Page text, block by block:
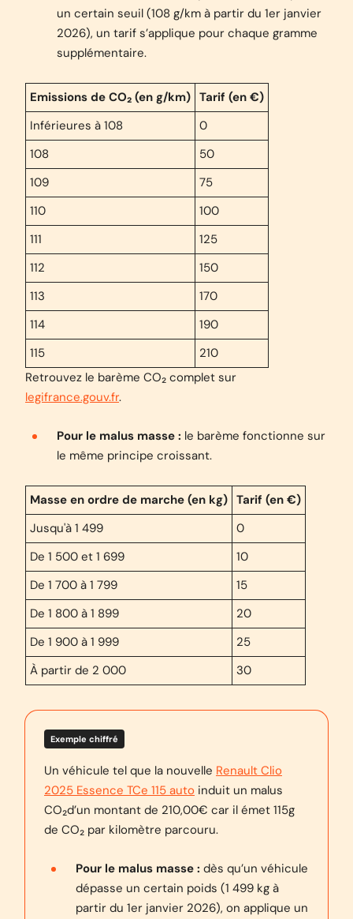
un certain seuil (108 g/km à partir du 1er janvier
2026), un tarif s’applique pour chaque gramme
supplémentaire.
Emissions de CO₂ (en g/km) Tarif (en €)
Inférieures à 108
0
108
50
109
75
110
100
111
125
112
150
113
170
114
190
115
210
Retrouvez le barème CO₂ complet sur
legifrance.gouv.fr.
Pour le malus masse : le barème fonctionne sur
le même principe croissant.
Masse en ordre de marche (en kg) Tarif (en €)
Jusqu'à 1 499
0
De 1 500 et 1 699
10
De 1 700 à 1 799
15
De 1 800 à 1 899
20
De 1 900 à 1 999
25
À partir de 2 000
30
Exemple chiffré
Un véhicule tel que la nouvelle Renault Clio
2025 Essence TCe 115 auto induit un malus
CO₂d’un montant de 210,00€ car il émet 115g
de CO₂ par kilomètre parcouru.
Pour le malus masse : dès qu’un véhicule
dépasse un certain poids (1 499 kg à
partir du 1er janvier 2026), on applique un